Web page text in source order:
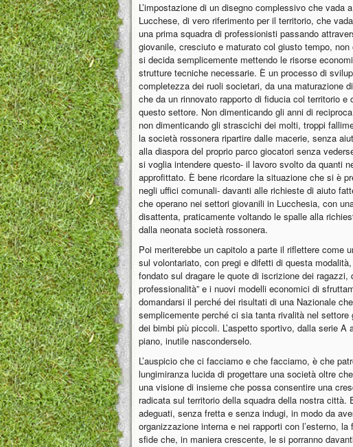
L’impostazione di un disegno complessivo che vada
Lucchese, di vero riferimento per il territorio, che
una prima squadra di professionisti passando
giovanile, cresciuto e maturato col giusto tempo,
si decida semplicemente mettendo le risorse
strutture tecniche necessarie. È un processo di
completezza dei ruoli societari, da una maturazione
che da un rinnovato rapporto di fiducia col territorio e
questo settore. Non dimenticando gli anni di
non dimenticando gli strascichi dei molti, troppi
la società rossonera ripartire dalle macerie, senza
alla diaspora del proprio parco giocatori senza
si voglia intendere questo- il lavoro svolto da quanti
approfittato. È bene ricordare la situazione che si è
negli uffici comunali- davanti alle richieste di aiuto
che operano nei settori giovanili in Lucchesia, con
disattenta, praticamente voltando le spalle alla
dalla neonata società rossonera.
Poi meriterebbe un capitolo a parte il riflettere come
sul volontariato, con pregi e difetti di questa
fondato sul dragare le quote di iscrizione dei ragazzi,
professionalità” e i nuovi modelli economici di
domandarsi il perché dei risultati di una Nazionale
semplicemente perché ci sia tanta rivalità nel
dei bimbi più piccoli. L’aspetto sportivo, dalla serie
piano, inutile nasconderselo.
L’auspicio che ci facciamo e che facciamo, è che
lungimiranza lucida di progettare una società oltre
una visione di insieme che possa consentire una
radicata sul territorio della squadra della nostra
adeguati, senza fretta e senza indugi, in modo da
organizzazione interna e nei rapporti con l’esterno,
sfide che, in maniera crescente, le si porranno